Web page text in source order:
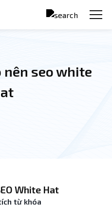
nên seo white
White Hat
từ khóa